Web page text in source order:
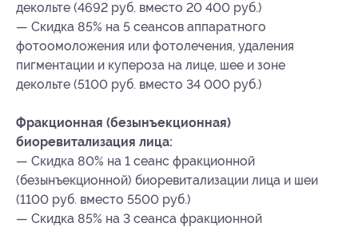
декольте (4692 руб. вместо 20 400 руб.)
— Скидка 85% на 5 сеансов аппаратного
фотоомоложения или фотолечения, удаления
пигментации и купероза на лице, шее и зоне
декольте (5100 руб. вместо 34 000 руб.)
Фракционная (безынъекционная)
биоревитализация лица:
— Скидка 80% на 1 сеанс фракционной
(безынъекционной) биоревитализации лица и шеи
(1100 руб. вместо 5500 руб.)
— Скидка 85% на 3 сеанса фракционной